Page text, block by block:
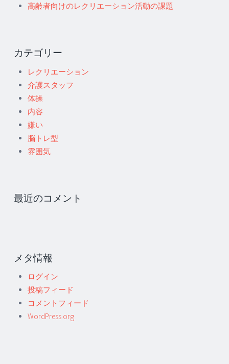
高齢者向けのレクリエーション活動の課題
カテゴリー
レクリエーション
介護スタッフ
体操
内容
嫌い
脳トレ型
雰囲気
最近のコメント
メタ情報
ログイン
投稿フィード
コメントフィード
WordPress.org